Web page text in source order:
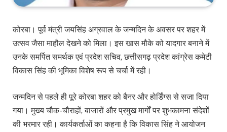
कोरबा। पूर्व मंत्री जयसिंह अग्रवाल के जन्मदिन के अवसर पर शहर में
उत्सव जैसा माहौल देखने को मिला। इस खास मौके को यादगार बनाने में
उनके समर्पित समर्थक एवं प्रदेश सचिव, छत्तीसगढ़ प्रदेश कांग्रेस कमेटी
विकास सिंह की भूमिका विशेष रूप से चर्चा में रही।
जन्मदिन से पहले ही पूरे कोरबा शहर को बैनर और होर्डिंग्स से सजा दिया
गया। मुख्य चौक-चौराहों, बाजारों और प्रमुख मार्गों पर शुभकामना संदेशों
की भरमार रही। कार्यकर्ताओं का कहना है कि विकास सिंह ने आयोजन